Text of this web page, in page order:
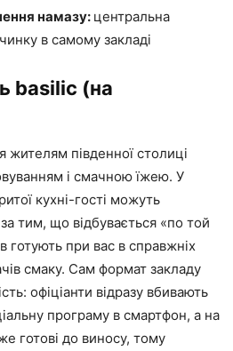
намазу: центральна
в самому закладі
basilic (на
південної столиці
і смачною їжею. У
кухні-гості можуть
тим, що відбувається «по той
готують при вас в справжніх
смаку. Сам формат закладу
офіціанти відразу вбивають
програму в смартфон, а на
готові до виносу, тому